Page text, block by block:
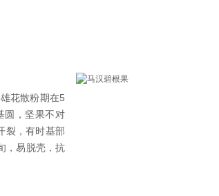
花散粉期在5
圆，坚果不对
裂，有时基部
，易脱壳，抗